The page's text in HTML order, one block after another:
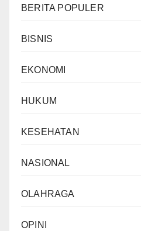
BERITA POPULER
BISNIS
EKONOMI
HUKUM
KESEHATAN
NASIONAL
OLAHRAGA
OPINI